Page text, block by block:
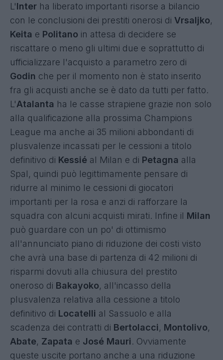
L'Inter ha liberato importanti risorse a bilancio
con le conclusioni dei prestiti onerosi di Vrsaljko,
Keita e Politano in attesa di decidere se
riscattare o meno gli ultimi due e soprattutto di
ufficializzare l'acquisto a parametro zero di
Godin che per il momento non è stato inserito
fra gli acquisti anche se è dato da tutti per fatto.
L'Atalanta ha le casse strapiene grazie non solo
alla qualificazione alla prossima Champions
League ma anche ai 35 milioni abbondanti di
plusvalenze incassati per le cessioni a titolo
definitivo di Kessié al Milan e di Petagna alla
Spal, quindi può legittimamente pensare di
ridurre al minimo le cessioni di giocatori
importanti per la rosa e anzi di rafforzare la
squadra con alcuni acquisti mirati. Infine il Milan
può guardare con un po' di ottimismo
all'annunciato piano di riduzione dei costi visto
che avrà una base di partenza di 42 milioni di
risparmi dovuti alla chiusura del prestito
oneroso di Bakayoko, all'incasso della
plusvalenza relativa alla cessione a titolo
definitivo di Locatelli al Sassuolo e alla
scadenza dei contratti di Bertolacci, Montolivo,
Abate, Zapata e José Mauri. Ovviamente
queste uscite portano anche a una riduzione